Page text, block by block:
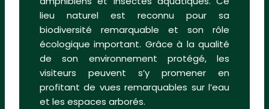
lieu naturel est reconnu pour sa
biodiversité remarquable et son rôle
écologique important. Grâce à la qualité
de son environnement protégé, les
visiteurs peuvent s’y promener en
profitant de vues remarquables sur l’eau
et les espaces arborés.